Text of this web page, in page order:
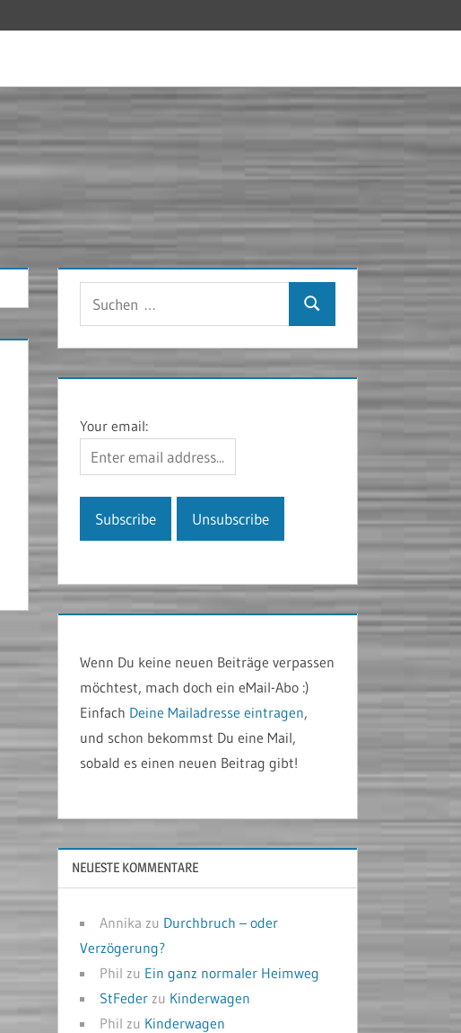
Suchen
Your email:
Wenn Du keine neuen Beiträge verpassen
möchtest, mach doch ein eMail-Abo :)
Einfach Deine Mailadresse eintragen,
und schon bekommst Du eine Mail,
sobald es einen neuen Beitrag gibt!
NEUESTE KOMMENTARE
Annika zu Durchbruch – oder
Verzögerung?
Phil zu Ein ganz normaler Heimweg
StFeder zu Kinderwagen
Phil zu Kinderwagen